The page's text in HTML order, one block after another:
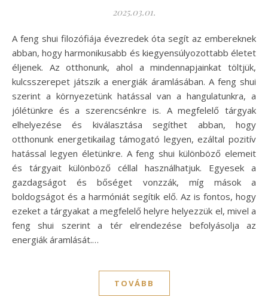
2025.03.01.
A feng shui filozófiája évezredek óta segít az embereknek
abban, hogy harmonikusabb és kiegyensúlyozottabb életet
éljenek. Az otthonunk, ahol a mindennapjainkat töltjük,
kulcsszerepet játszik a energiák áramlásában. A feng shui
szerint a környezetünk hatással van a hangulatunkra, a
jólétünkre és a szerencsénkre is. A megfelelő tárgyak
elhelyezése és kiválasztása segíthet abban, hogy
otthonunk energetikailag támogató legyen, ezáltal pozitív
hatással legyen életünkre. A feng shui különböző elemeit
és tárgyait különböző céllal használhatjuk. Egyesek a
gazdagságot és bőséget vonzzák, míg mások a
boldogságot és a harmóniát segítik elő. Az is fontos, hogy
ezeket a tárgyakat a megfelelő helyre helyezzük el, mivel a
feng shui szerint a tér elrendezése befolyásolja az
energiák áramlását.…
TOVÁBB